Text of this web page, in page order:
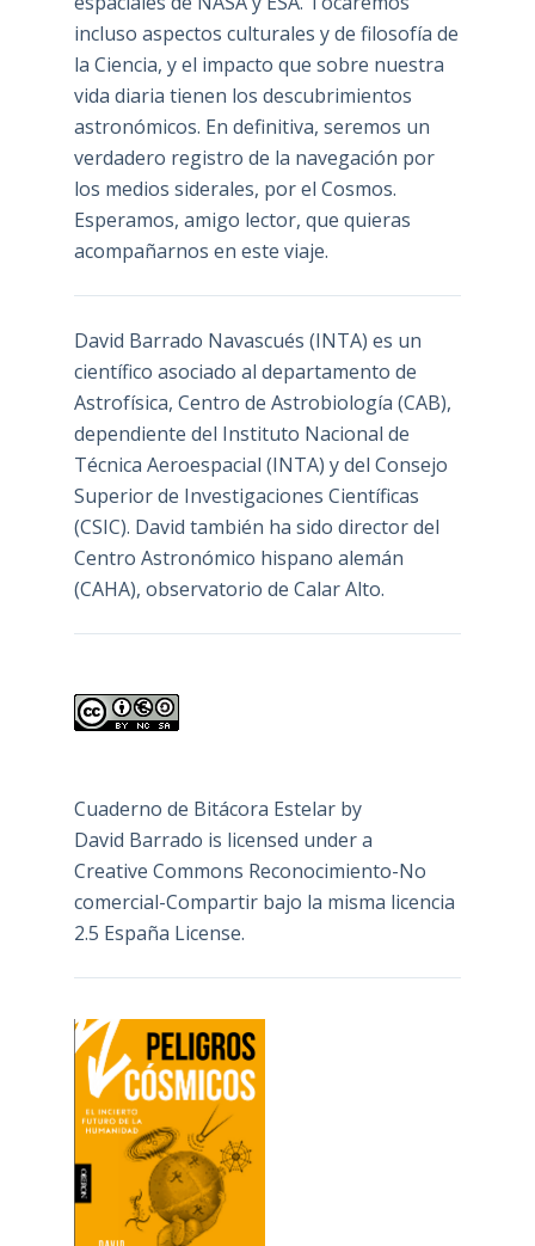
incluso aspectos culturales y de filosofía de
la Ciencia, y el impacto que sobre nuestra
vida diaria tienen los descubrimientos
astronómicos. En definitiva, seremos un
verdadero registro de la navegación por
los medios siderales, por el Cosmos.
Esperamos, amigo lector, que quieras
acompañarnos en este viaje.
David Barrado Navascués (INTA) es un
científico asociado al departamento de
Astrofísica, Centro de Astrobiología (CAB),
dependiente del Instituto Nacional de
Técnica Aeroespacial (INTA) y del Consejo
Superior de Investigaciones Científicas
(CSIC). David también ha sido director del
Centro Astronómico hispano alemán
(CAHA), observatorio de Calar Alto.
Cuaderno de Bitácora Estelarby
David Barrado is licensed under a
Creative Commons Reconocimiento-No
comercial-Compartir bajo la misma licencia
2.5 España License.